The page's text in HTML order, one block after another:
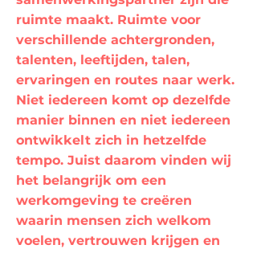
ruimte maakt. Ruimte voor
verschillende achtergronden,
talenten, leeftijden, talen,
ervaringen en routes naar werk.
Niet iedereen komt op dezelfde
manier binnen en niet iedereen
ontwikkelt zich in hetzelfde
tempo. Juist daarom vinden wij
het belangrijk om een
werkomgeving te creëren
waarin mensen zich welkom
voelen, vertrouwen krijgen en